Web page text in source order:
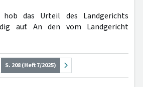
das Urteil des Landgerichts
auf. An den vom Landgericht
S. 208 (Heft 7/2025)